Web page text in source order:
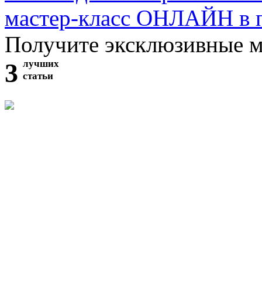
мастер-класс ОНЛАЙН в
Получите эксклюзивные
3 лучших
статьи